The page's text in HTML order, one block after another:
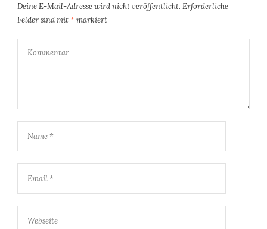
Deine E-Mail-Adresse wird nicht veröffentlicht. Erforderliche
Felder sind mit*markiert